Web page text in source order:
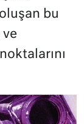
bu
ve